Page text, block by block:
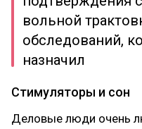
вольной
обследований,
назначил
Стимуляторы и сон
Деловые люди очень